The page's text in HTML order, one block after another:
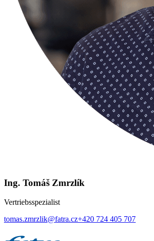
Ing. Tomáš Zmrzlík
Vertriebsspezialist
tomas.zmrzlik@fatra.cz+420 724 405 707